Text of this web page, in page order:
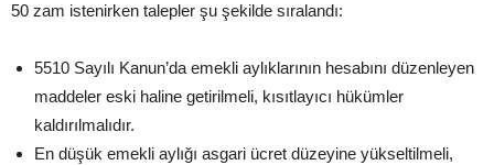
50 zam istenirken talepler şu şekilde sıralandı:
5510 Sayılı Kanun’da emekli aylıklarının hesabını düzenleyen
maddeler eski haline getirilmeli, kısıtlayıcı hükümler
kaldırılmalıdır.
En düşük emekli aylığı asgari ücret düzeyine yükseltilmeli,